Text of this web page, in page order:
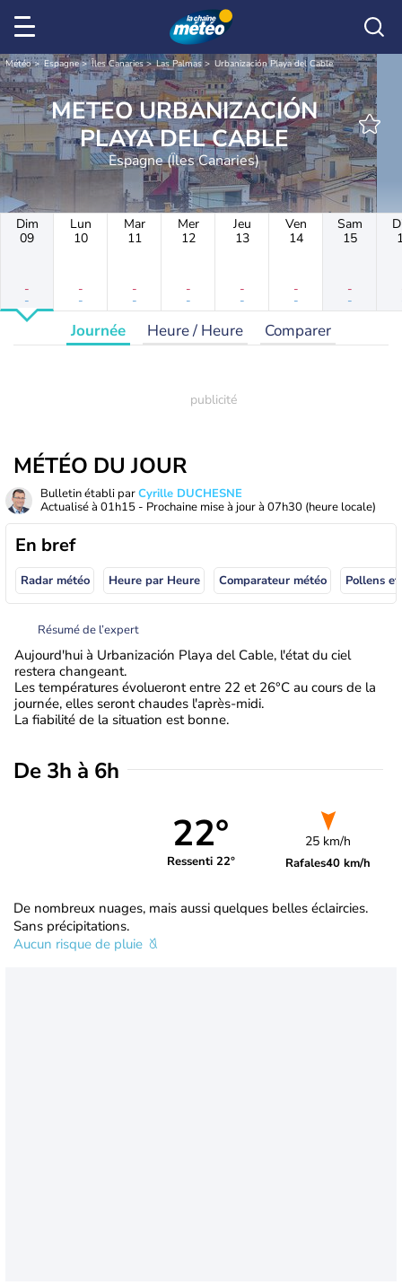
Météo Espagne Îles Canaries Las Palmas Urbanización Playa del Cable
METEO URBANIZACIÓN
PLAYA DEL CABLE
Espagne (Îles Canaries)
Dim
09
-
-
Lun
10
-
-
Mar
11
-
-
Mer
12
-
-
Jeu
13
-
-
Ven
14
-
-
Sam
15
-
-
Journée Heure / Heure Comparer
MÉTÉO DU JOUR
Bulletin établi parCyrille DUCHESNE
Actualisé à 01h15 - Prochaine mise à jour à 07h30 (heure locale)
En bref
Radar météo Heure par Heure Comparateur météo Pollens
Résumé de l’expert
Aujourd'hui à Urbanización Playa del Cable, l'état du ciel
restera changeant.
Les températures évolueront entre 22 et 26°C au cours de la
journée, elles seront chaudes l'après-midi.
La fiabilité de la situation est bonne.
De 3h à 6h
22°
Ressenti 22°
25 km/h
Rafales40 km/h
De nombreux nuages, mais aussi quelques belles éclaircies.
Sans précipitations.
Aucun risque de pluie